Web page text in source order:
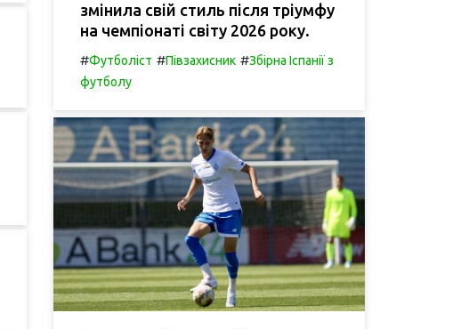
змінила свій стиль після тріумфу
на чемпіонаті світу 2026 року.
#Футболіст #Півзахисник #Збірна Іспанії з
футболу